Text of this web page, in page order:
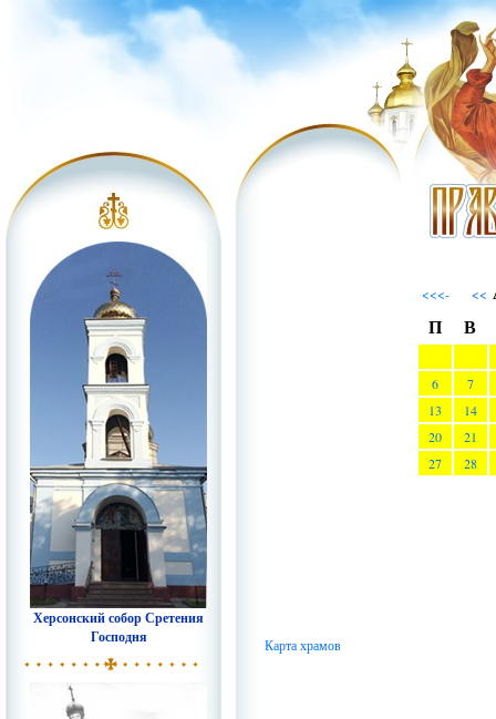
Херсонский собор Сретения
Господня
<<<- <<
П
В
6
7
13
14
20
21
27
28
Карта храмов